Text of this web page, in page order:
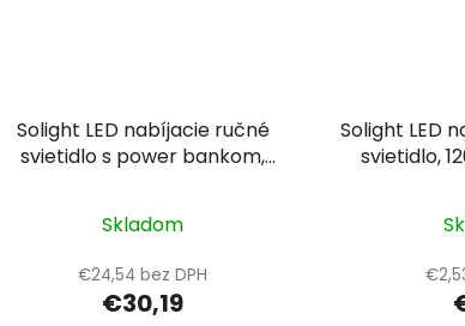
Solight LED nabíjacie ručné
svietidlo s power bankom,
Skladom
€24,54 bez DPH
€30,19
Solight LED
svietidlo,